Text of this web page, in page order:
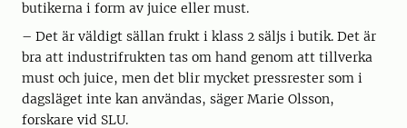
butikerna i form av juice eller must.
– Det är väldigt sällan frukt i klass 2 säljs i butik. Det är
bra att industrifrukten tas om hand genom att tillverka
must och juice, men det blir mycket pressrester som i
dagsläget inte kan användas, säger Marie Olsson,
forskare vid SLU.